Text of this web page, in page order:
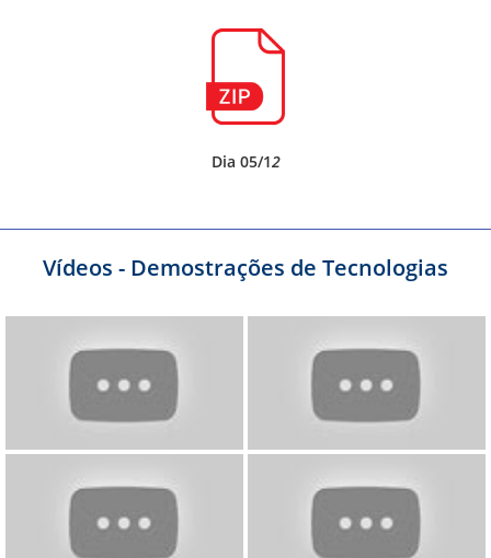
Dia 05/12
Vídeos - Demostrações de Tecnologias